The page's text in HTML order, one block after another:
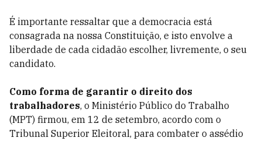
É importante ressaltar que a democracia está
consagrada na nossa Constituição, e isto envolve a
liberdade de cada cidadão escolher, livremente, o seu
candidato.
Como forma de garantir o direito dos
trabalhadores, o Ministério Público do Trabalho
(MPT) firmou, em 12 de setembro, acordo com o
Tribunal Superior Eleitoral, para combater o assédio